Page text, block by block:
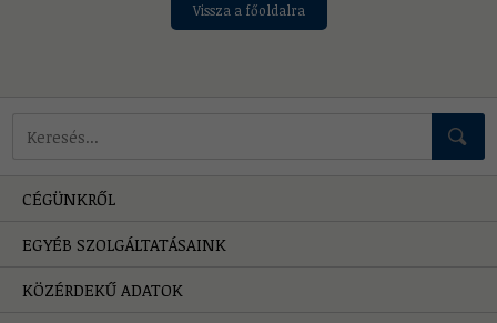
Vissza a főoldalra
Mire keressünk?
CÉGÜNKRŐL
EGYÉB SZOLGÁLTATÁSAINK
KÖZÉRDEKŰ ADATOK